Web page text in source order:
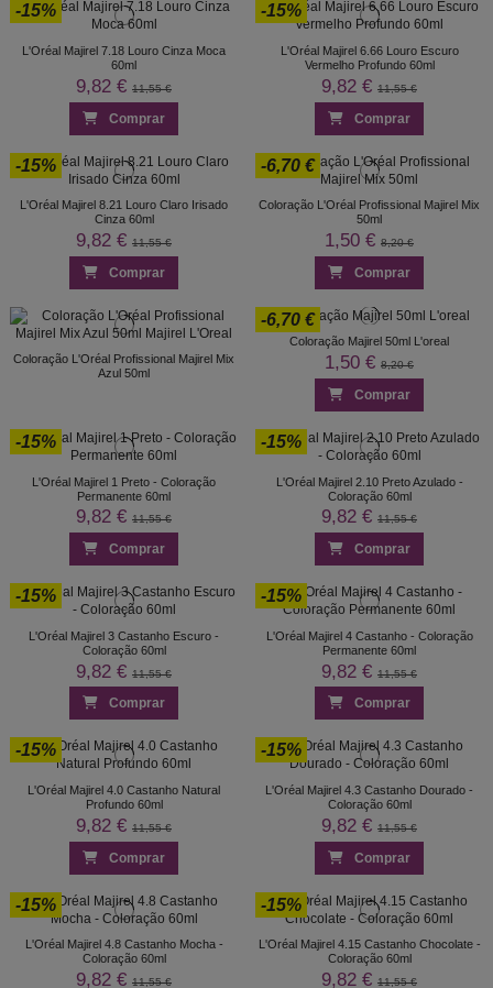
-15%
L'Oréal Majirel 7.18 Louro Cinza Moca
60ml
9,82 € 11,55 €
Comprar
-15%
L'Oréal Majirel 6.66 Louro Escuro
Vermelho Profundo 60ml
9,82 € 11,55 €
Comprar
-15%
L'Oréal Majirel 8.21 Louro Claro Irisado
Cinza 60ml
9,82 € 11,55 €
Comprar
-6,70 €
Coloração L'Oréal Profissional Majirel Mix
50ml
1,50 € 8,20 €
Comprar
Coloração L'Oréal Profissional Majirel Mix
Azul 50ml
-6,70 €
Coloração Majirel 50ml L'oreal
1,50 € 8,20 €
Comprar
-15%
L'Oréal Majirel 1 Preto - Coloração
Permanente 60ml
9,82 € 11,55 €
Comprar
-15%
L'Oréal Majirel 2.10 Preto Azulado -
Coloração 60ml
9,82 € 11,55 €
Comprar
-15%
L'Oréal Majirel 3 Castanho Escuro -
Coloração 60ml
9,82 € 11,55 €
Comprar
-15%
L'Oréal Majirel 4 Castanho - Coloração
Permanente 60ml
9,82 € 11,55 €
Comprar
-15%
L'Oréal Majirel 4.0 Castanho Natural
Profundo 60ml
9,82 € 11,55 €
Comprar
-15%
L'Oréal Majirel 4.3 Castanho Dourado -
Coloração 60ml
9,82 € 11,55 €
Comprar
-15%
L'Oréal Majirel 4.8 Castanho Mocha -
Coloração 60ml
9,82 € 11,55 €
-15%
L'Oréal Majirel 4.15 Castanho Chocolate -
Coloração 60ml
9,82 € 11,55 €